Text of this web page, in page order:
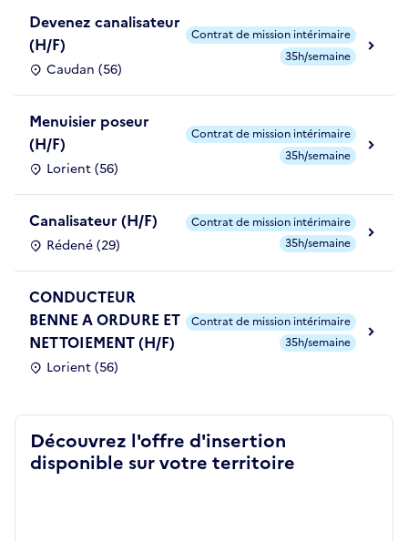
Devenez canalisateur
(H/F)
Caudan (56)
Contrat de mission intérimaire
35h/semaine
Menuisier poseur
(H/F)
Lorient (56)
Contrat de mission intérimaire
35h/semaine
Canalisateur (H/F)
Rédené (29)
Contrat de mission intérimaire
35h/semaine
CONDUCTEUR
BENNE A ORDURE ET
NETTOIEMENT (H/F)
Lorient (56)
Contrat de mission intérimaire
35h/semaine
Découvrez l'offre d'insertion
disponible sur votre territoire